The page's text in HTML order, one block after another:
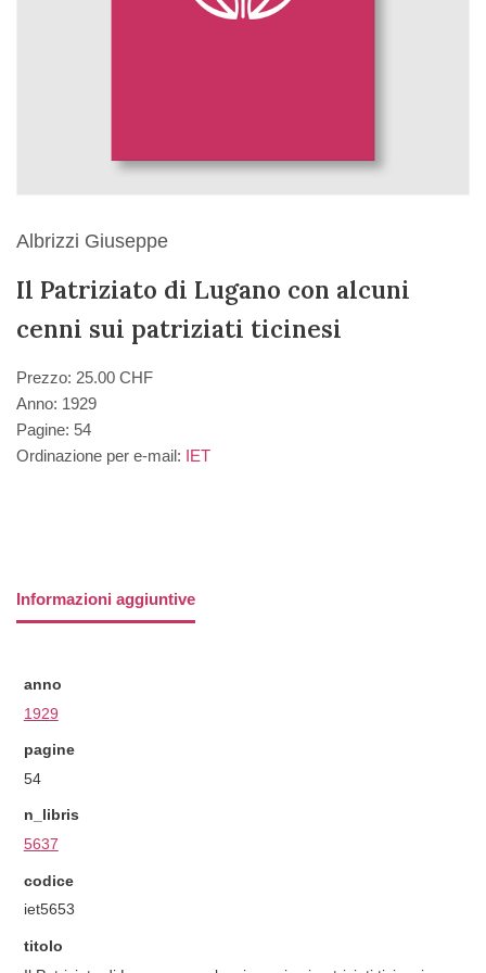
Albrizzi Giuseppe
Il Patriziato di Lugano con alcuni
cenni sui patriziati ticinesi
Prezzo: 25.00 CHF
Anno: 1929
Pagine: 54
Ordinazione per e-mail: IET
Informazioni aggiuntive
anno
1929
pagine
54
n_libris
5637
codice
iet5653
titolo